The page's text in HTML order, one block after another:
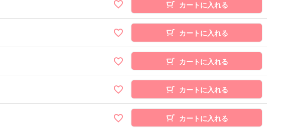
カートに入れる
カートに入れる
カートに入れる
カートに入れる
カートに入れる